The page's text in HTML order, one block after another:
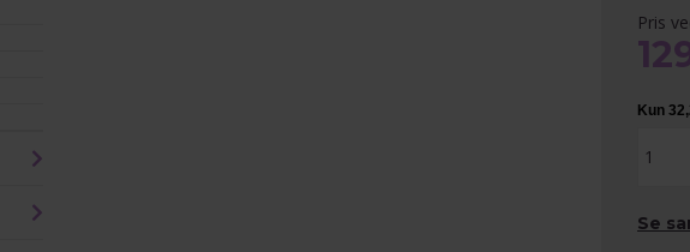
Pris
Se